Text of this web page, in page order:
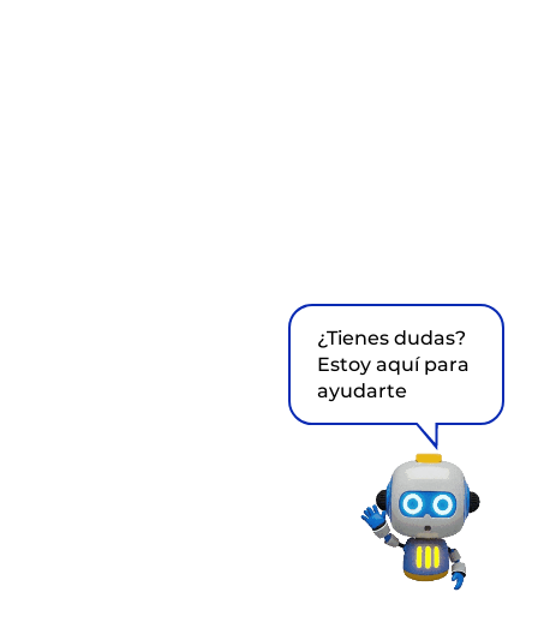
¿Tienes dudas?
Estoy aquí para
ayudarte